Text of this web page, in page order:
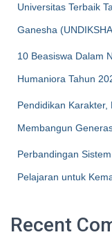
Universitas Terbaik
Ganesha
10 Beasiswa Dalam
Humaniora Tahun
Pendidikan
Membangun
Perbandingan
Pelajaran untuk
Recent